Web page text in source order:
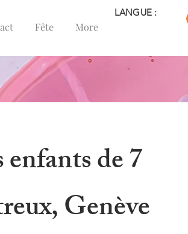
Fête More
LANGUE :
de 7
Genève